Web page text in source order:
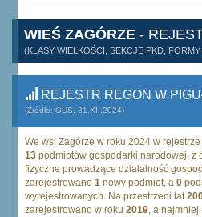
WIEŚ ZAGÓRZE -
(KLASY WIELKOŚCI, SEKCJE PKD, FORMY
REJESTR REGON W
(Źródło: GUS, 31.XII.2024)
We wsi Zagórze w roku 2024 w rejestrze
13 podmiotów gospodarki narodowej, z
fizyczne prowadzące działalność
zarejestrowano 1 nowy podmiot, a 0
wyrejestrowanych. Na przestrzeni lat
zarejestrowano w roku 2019, a najmniej